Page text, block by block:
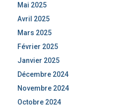
Mai 2025
Avril 2025
Mars 2025
Février 2025
Janvier 2025
Décembre 2024
Novembre 2024
Octobre 2024